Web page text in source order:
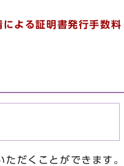
よる証明書発行手数料
だくことができます。